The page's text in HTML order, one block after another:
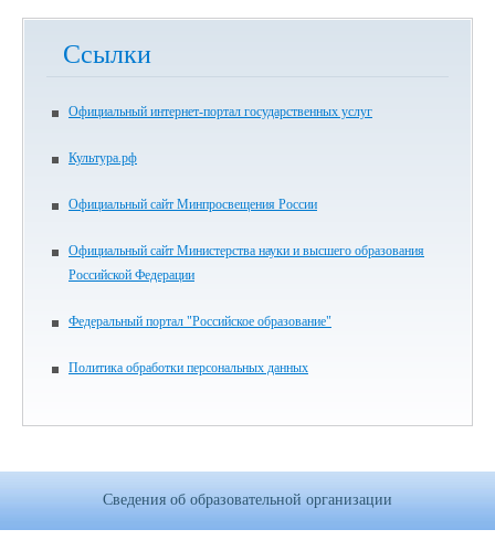
Ссылки
Официальный интернет-портал государственных услуг
Культура.рф
Официальный сайт Минпросвещения России
Официальный сайт Министерства науки и высшего образования
Российской Федерации
Федеральный портал "Российское образование"
Политика обработки персональных данных
Сведения об образовательной организации